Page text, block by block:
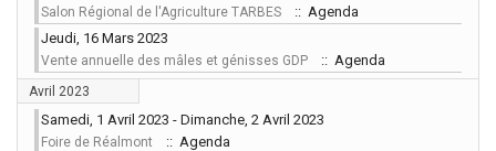
Salon Régional de l'Agriculture TARBES
:: Agenda
Jeudi, 16 Mars 2023
Vente annuelle des mâles et génisses GDP :: Agenda
Avril 2023
Samedi, 1 Avril 2023 - Dimanche, 2 Avril 2023
Foire de Réalmont :: Agenda